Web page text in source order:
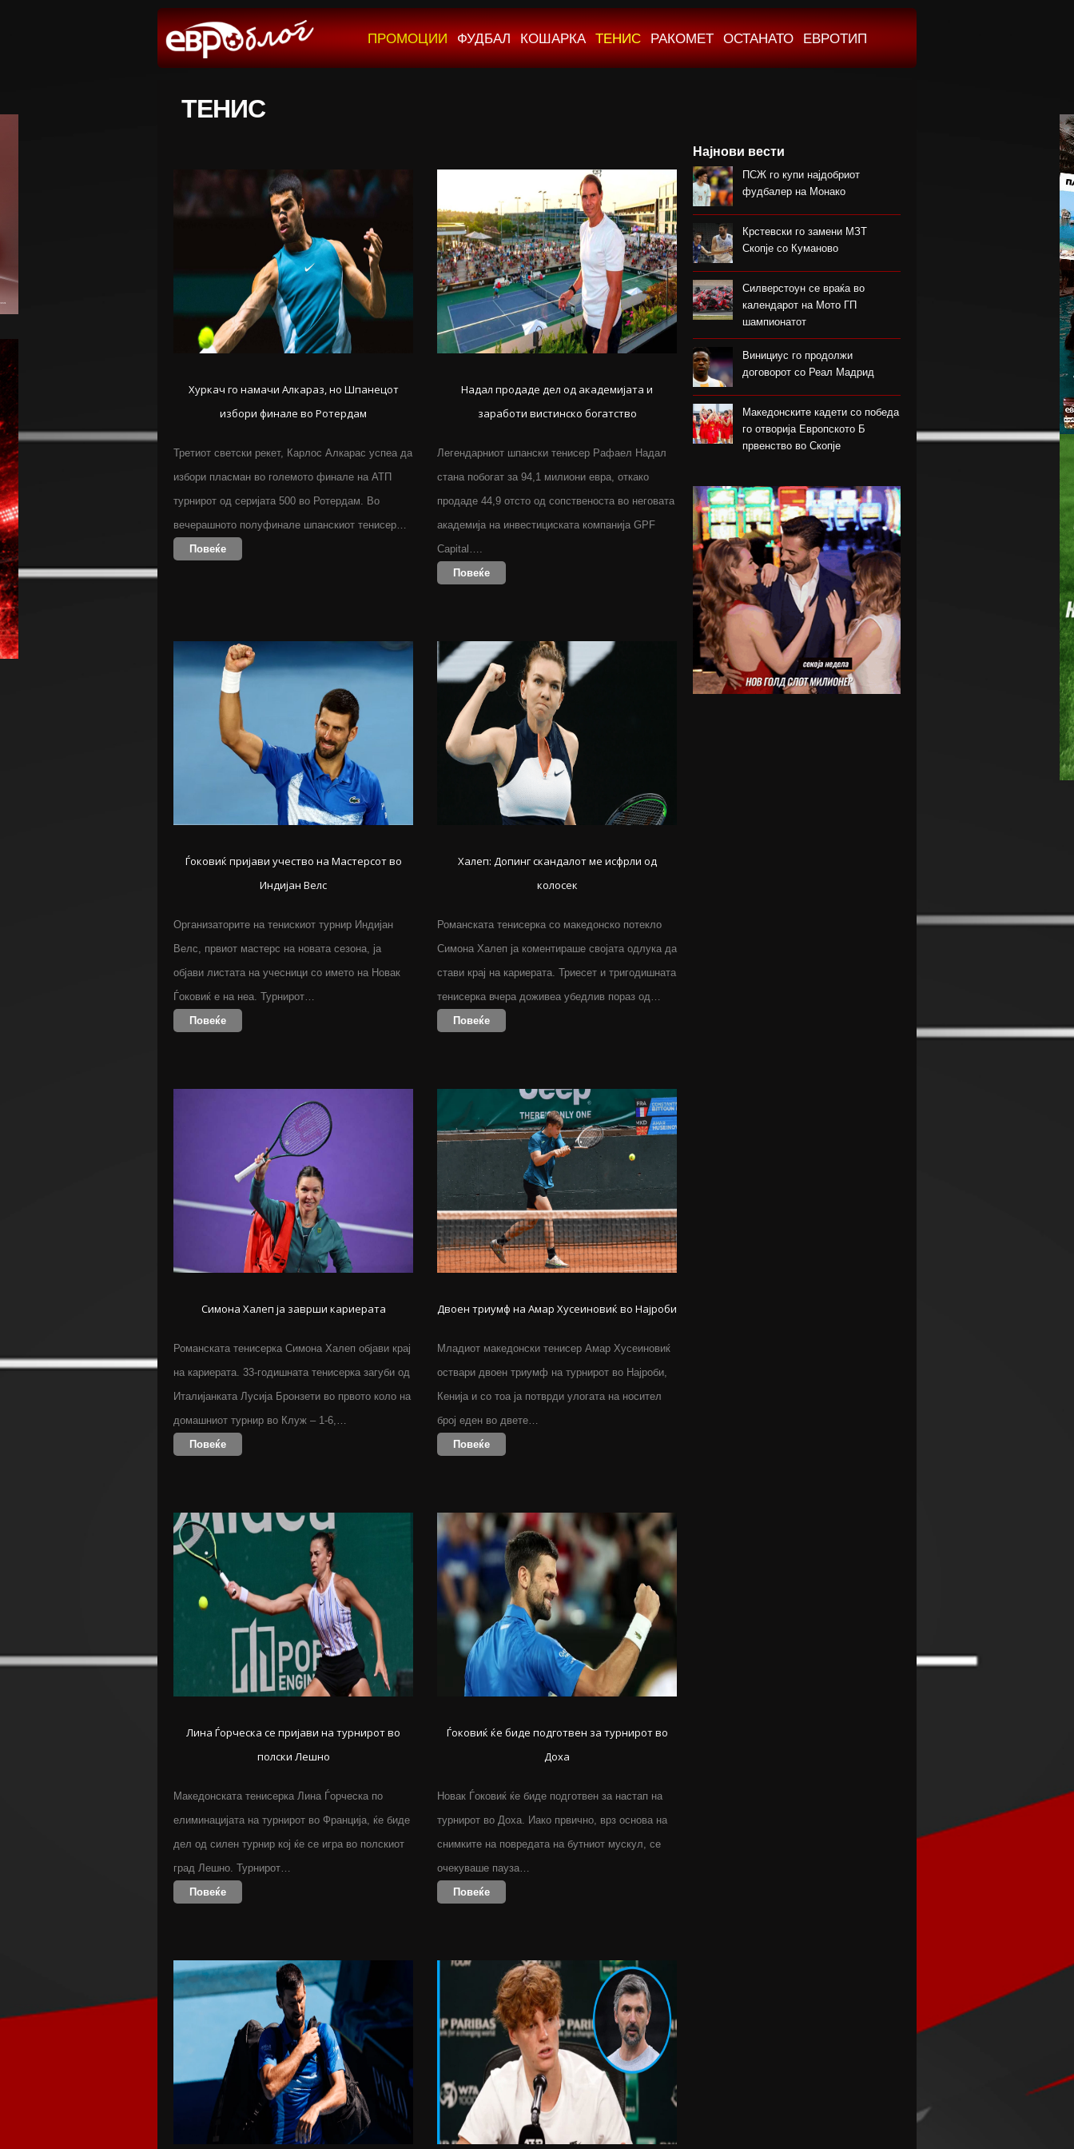
ПРОМОЦИИ ФУДБАЛ КОШАРКА ТЕНИС РАКОМЕТ ОСТАНАТО ЕВРОТИП
ТЕНИС
Хуркач го намачи Алкараз, но Шпанецот
избори финале во Ротердам
Третиот светски рекет, Карлос Алкарас успеа да
избори пласман во големото финале на АТП
турнирот од серијата 500 во Ротердам. Во
вечерашното полуфинале шпанскиот тенисер…
Повеќе
Надал продаде дел од академијата и
заработи вистинско богатство
Легендарниот шпански тенисер Рафаел Надал
стана побогат за 94,1 милиони евра, откако
продаде 44,9 отсто од сопственоста во неговата
академија на инвестициската компанија GPF
Capital….
Повеќе
Ѓоковиќ пријави учество на Мастерсот во
Индијан Велс
Организаторите на тенискиот турнир Индијан
Велс, првиот мастерс на новата сезона, ја
објави листата на учесници со името на Новак
Ѓоковиќ е на неа. Турнирот…
Повеќе
Халеп: Допинг скандалот ме исфрли од
колосек
Романската тенисерка со македонско потекло
Симона Халеп ја коментираше својата одлука да
стави крај на кариерата. Триесет и тригодишната
тенисерка вчера доживеа убедлив пораз од…
Повеќе
Симона Халеп ја заврши кариерата
Романската тенисерка Симона Халеп објави крај
на кариерата. 33-годишната тенисерка загуби од
Италијанката Лусија Бронзети во првото коло на
домашниот турнир во Клуж – 1-6,…
Повеќе
Двоен триумф на Амар Хусеиновиќ во Најроби
Младиот македонски тенисер Амар Хусеиновиќ
оствари двоен триумф на турнирот во Најроби,
Кенија и со тоа ја потврди улогата на носител
број еден во двете…
Повеќе
Лина Ѓорческа се пријави на турнирот во
полски Лешно
Македонската тенисерка Лина Ѓорческа по
елиминацијата на турнирот во Франција, ќе биде
дел од силен турнир кој ќе се игра во полскиот
град Лешно. Турнирот…
Повеќе
Ѓоковиќ ќе биде подготвен за турнирот во
Доха
Новак Ѓоковиќ ќе биде подготвен за настап на
турнирот во Доха. Иако првично, врз основа на
снимките на повредата на бутниот мускул, се
очекуваше пауза…
Повеќе
Најнови вести
ПСЖ го купи најдобриот
фудбалер на Монако
Крстевски го замени МЗТ
Скопје со Куманово
Силверстоун се враќа во
календарот на Мото ГП
шампионатот
Винициус го продолжи
договорот со Реал Мадрид
Македонските кадети со победа
го отворија Европското Б
првенство во Скопје
првиот меч против Хибернијан
Реал го официјализира
рекордниот трансфер на
Диоманде
Томас Волкап преговара со
Дубаи
Перишиќ дал согласност за
враќање во Интер